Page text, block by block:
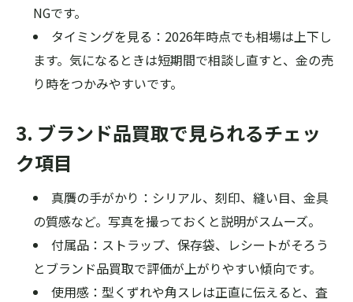
NGです。
タイミングを見る：2026年時点でも相場は上下し
ます。気になるときは短期間で相談し直すと、金の売
り時をつかみやすいです。
3. ブランド品買取で見られるチェッ
ク項目
真贋の手がかり：シリアル、刻印、縫い目、金具
の質感など。写真を撮っておくと説明がスムーズ。
付属品：ストラップ、保存袋、レシートがそろう
とブランド品買取で評価が上がりやすい傾向です。
使用感：型くずれや角スレは正直に伝えると、査